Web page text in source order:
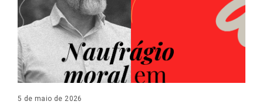
5 de maio de 2026